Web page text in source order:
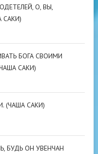
О, ВЫ,
САКИ)
БОГА СВОИМИ
САКИ)
(ЧАША САКИ)
БУДЬ ОН УВЕНЧАН